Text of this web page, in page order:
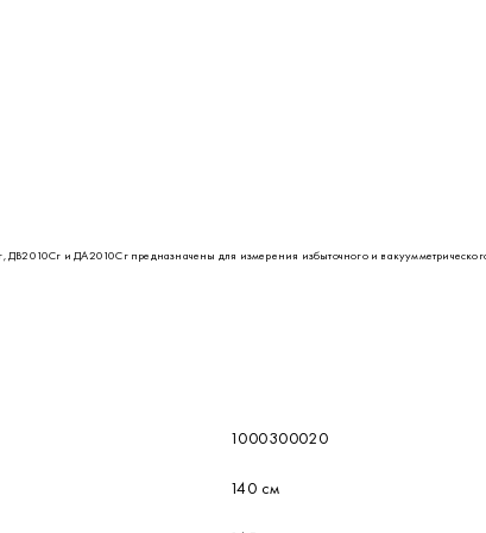
и ДА2010Сг предназначены для измерения избыточного и
1000300020
140 см